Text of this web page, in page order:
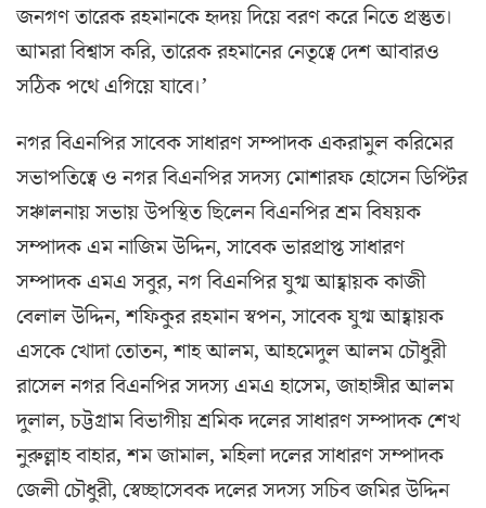
জনগণ তারেক রহমানকে হৃদয় দিয়ে বরণ করে নিতে প্রস্তুত।
আমরা বিশ্বাস করি, তারেক রহমানের নেতৃত্বে দেশ আবারও
সঠিক পথে এগিয়ে যাবে।’
নগর বিএনপির সাবেক সাধারণ সম্পাদক একরামুল করিমের
সভাপতিত্বে ও নগর বিএনপির সদস্য মোশারফ হোসেন ডিপ্টির
সঞ্চালনায় সভায় উপস্থিত ছিলেন বিএনপির শ্রম বিষয়ক
সম্পাদক এম নাজিম উদ্দিন, সাবেক ভারপ্রাপ্ত সাধারণ
সম্পাদক এমএ সবুর, নগ বিএনপির যুগ্ম আহ্বায়ক কাজী
বেলাল উদ্দিন, শফিকুর রহমান স্বপন, সাবেক যুগ্ম আহ্বায়ক
এসকে খোদা তোতন, শাহ আলম, আহমেদুল আলম চৌধুরী
রাসেল নগর বিএনপির সদস্য এমএ হাসেম, জাহাঙ্গীর আলম
দুলাল, চট্টগ্রাম বিভাগীয় শ্রমিক দলের সাধারণ সম্পাদক শেখ
নুরুল্লাহ বাহার, শম জামাল, মহিলা দলের সাধারণ সম্পাদক
জেলী চৌধুরী, স্বেচ্ছাসেবক দলের সদস্য সচিব জমির উদ্দিন